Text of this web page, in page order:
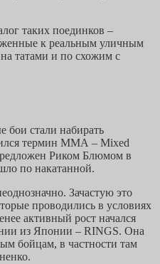
таких поединков –
к реальным уличным
татами и по схожим с
бои стали набирать
термин ММА – Mixed
Риком Блюмом в
по накатанной.
Зачастую это
проводились в условиях
активный рост начался
из Японии – RINGS. Она
бойцам, в частности там